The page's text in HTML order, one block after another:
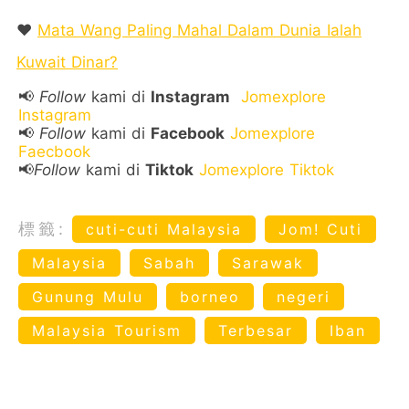
❤️ Mata Wang Paling Mahal Dalam Dunia Ialah
Kuwait Dinar?
📢 Follow kami di Instagram
Jomexplore
Instagram
📢 Follow kami di Facebook Jomexplore
Faecbook
📢Follow kami di Tiktok Jomexplore Tiktok
標籤: cuti-cuti Malaysia
Jom! Cuti
Malaysia
Sabah
Sarawak
Gunung Mulu
borneo
negeri
Malaysia Tourism
Terbesar Iban